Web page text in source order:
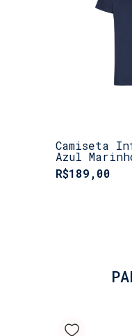
Camiseta
Azul
R$189,00